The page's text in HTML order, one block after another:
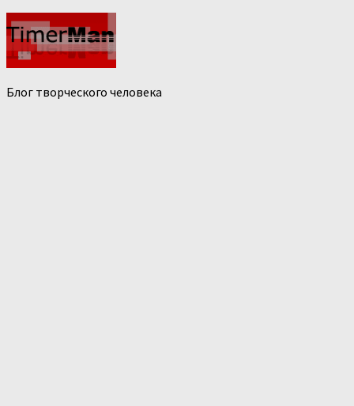
Блог творческого человека